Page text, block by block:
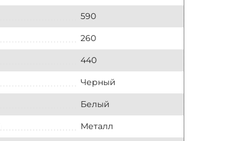
590
260
440
Черный
Белый
Металл